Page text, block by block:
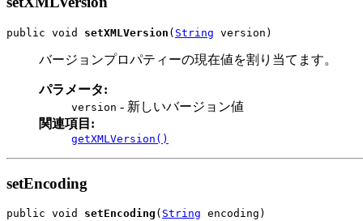
public void setXMLVersion ( String version)
バージョンプロパティーの現在値を割り当てます。
パラメータ:
version - 新しいバージョン値
関連項目:
getXMLVersion()
setEncoding
public void setEncoding ( String encoding)